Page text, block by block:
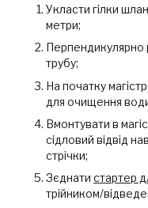
Укласти гілки
метри;
Перпендикулярно
трубу;
На початку
для очищення
Вмонтувати в
сідловий відвід
стрічки;
Зєднати стартер
трійником/